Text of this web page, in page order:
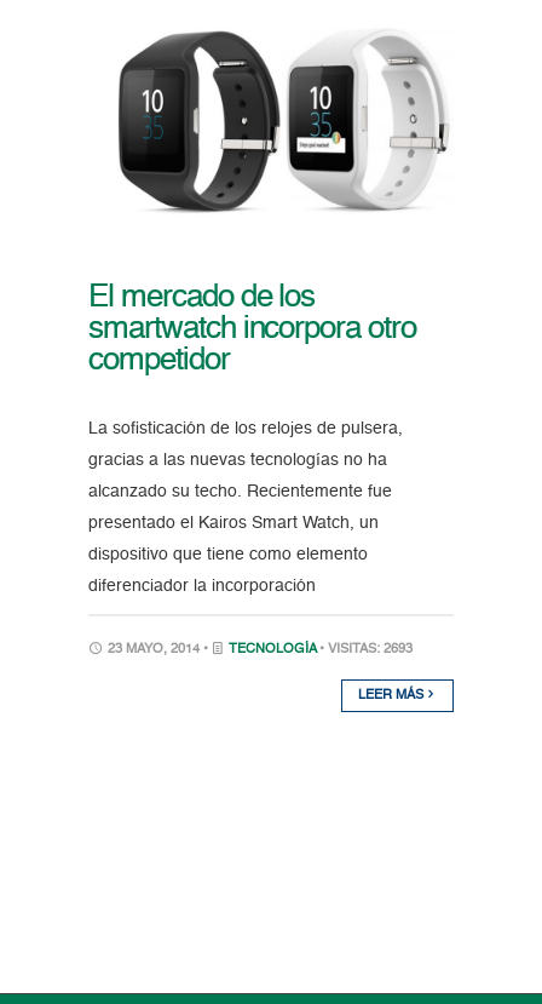
El mercado de los
smartwatch incorpora otro
competidor
La sofisticación de los relojes de pulsera,
gracias a las nuevas tecnologías no ha
alcanzado su techo. Recientemente fue
presentado el Kairos Smart Watch, un
dispositivo que tiene como elemento
diferenciador la incorporación
23 MAYO, 2014 • TECNOLOGÍA • VISITAS: 2693
LEER MÁS